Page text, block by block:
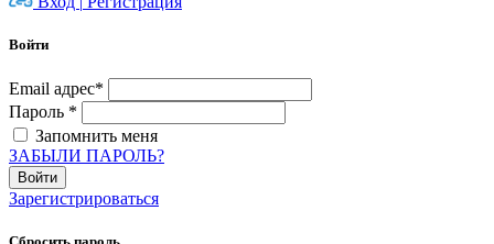
Войти
Email адрес*
Пароль *
Запомнить меня
ЗАБЫЛИ ПАРОЛЬ?
Войти
Зарегистрироваться